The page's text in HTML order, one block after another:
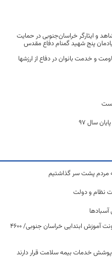
و ایثارگر خراسان‌جنوبی در حمایت
پنج شهید گمنام دفاع مقدس
و خدمت بانوان در دفاع از ارزشها
مردم پشت سر گذاشتیم
نظام و دولت
تقدیر مقام عالی وزارت از عملکرد جهادی معاونت آموزش ابتدایی خراسان جنوبی/ ۴۶۰۰